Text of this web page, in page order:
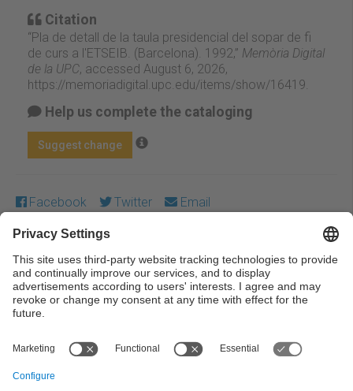
Citation
“Pla de detall de la taula presidencial del sopar de fi
de curs a l'ETSEIB. (Barcelona). 1992,” Memòria Digital
de la UPC, accessed August 6, 2026,
https://memoriadigital.upc.edu/items/show/16419
Help us complete the cataloging
Suggest change
Facebook Twitter Email
Except where otherwise noted, content on this work is
licensed under a Creative Commons license:Attribution-
NonCommercial-NoDerivs 3.0 Spain